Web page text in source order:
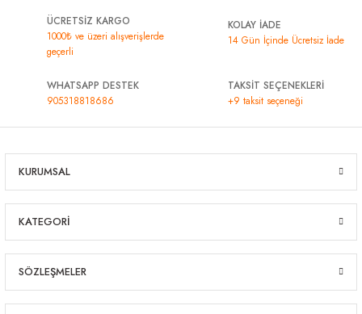
ÜCRETSİZ KARGO
1000₺ ve üzeri alışverişlerde
geçerli
KOLAY İADE
14 Gün İçinde Ücretsiz İade
WHATSAPP DESTEK
905318818686
TAKSİT SEÇENEKLERİ
+9 taksit seçeneği
KURUMSAL
KATEGORİ
SÖZLEŞMELER